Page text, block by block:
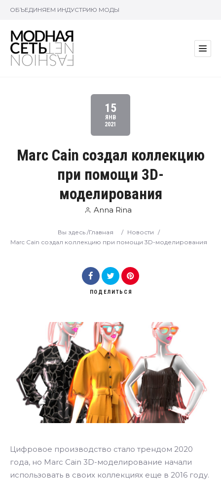
ОБЪЕДИНЯЕМ ИНДУСТРИЮ МОДЫ
15
ЯНВ
2021
Marc Cain создал коллекцию
при помощи 3D-
моделирования
Anna Rina
Вы здесь /Главная / Новости /
Marc Cain создал коллекцию при помощи 3D-моделирования
ПОДЕЛИТЬСЯ
Цифровое производство стало трендом 2020
года, но Marc Cain 3D-моделирование начали
использовать в своих коллекциях еще в 2016 году.